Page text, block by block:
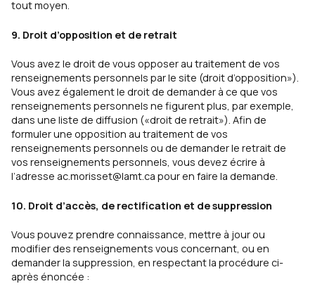
tout moyen.
9. Droit d’opposition et de retrait
Vous avez le droit de vous opposer au traitement de vos
renseignements personnels par le site (droit d’opposition»).
Vous avez également le droit de demander à ce que vos
renseignements personnels ne figurent plus, par exemple,
dans une liste de diffusion («droit de retrait»). Afin de
formuler une opposition au traitement de vos
renseignements personnels ou de demander le retrait de
vos renseignements personnels, vous devez écrire à
l’adresse ac.morisset@lamt.ca pour en faire la demande.
10. Droit d’accès, de rectification et de suppression
Vous pouvez prendre connaissance, mettre à jour ou
modifier des renseignements vous concernant, ou en
demander la suppression, en respectant la procédure ci-
après énoncée :